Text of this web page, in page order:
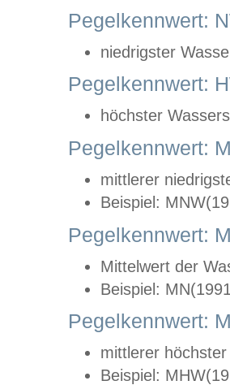
Pegelkennwert:
niedrigster
Pegelkennwert:
höchster
Pegelkennwert:
mittlerer
Beispiel:
Pegelkennwert:
Mittelwert der
Beispiel:
Pegelkennwert:
mittlerer
Beispiel: